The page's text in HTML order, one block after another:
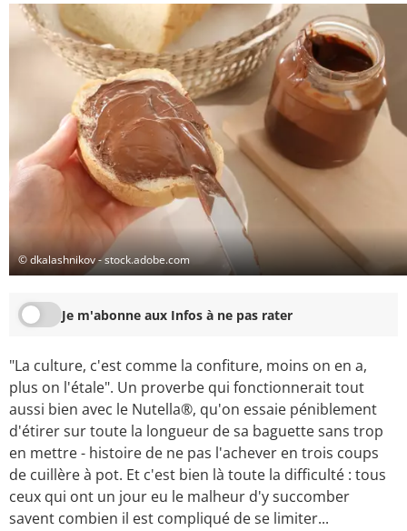
© dkalashnikov - stock.adobe.com
Je m'abonne aux Infos à ne pas rater
"La culture, c'est comme la confiture, moins on en a,
plus on l'étale". Un proverbe qui fonctionnerait tout
aussi bien avec le Nutella®, qu'on essaie péniblement
d'étirer sur toute la longueur de sa baguette sans trop
en mettre - histoire de ne pas l'achever en trois coups
de cuillère à pot. Et c'est bien là toute la difficulté : tous
ceux qui ont un jour eu le malheur d'y succomber
savent combien il est compliqué de se limiter...